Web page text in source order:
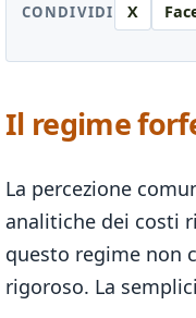
CONDIVIDI X
Il regime
La percezione
analitiche dei costi
questo regime non
rigoroso. La